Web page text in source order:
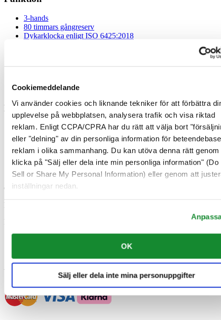
Cookiemeddelande
Vi använder cookies och liknande tekniker för att förbättra
upplevelse på webbplatsen, analysera trafik och visa riktad
reklam. Enligt CCPA/CPRA har du rätt att välja bort
eller "delning" av din personliga information för
reklam i olika sammanhang. Du kan utöva denna rätt genom
klicka på "Sälj eller dela inte min personliga information" (Do
Sell or Share My Personal Information) eller genom att
inställningar nedan.
OK
Sälj eller dela inte mina personuppgifter
3-hands
80 timmars gångreserv
Dykarklocka enligt ISO 6425:2018
Tidszon
Materia
Läder
Rostfritt stål 316L
Mesh
Gummi
Syntetisk
Officiell butik
Fri frakt*
Fri retur
Vi accepterar följande betalningsmetoder